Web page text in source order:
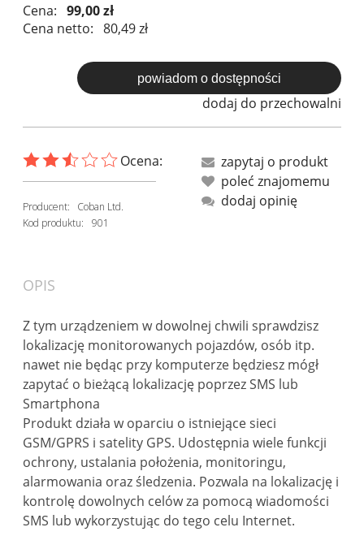
Cena: 99,00 zł
Cena netto: 80,49 zł
powiadom o dostępności
dodaj do przechowalni
Ocena:
Producent:
Coban Ltd.
Kod produktu:
901
zapytaj o produkt
poleć znajomemu
dodaj opinię
OPIS
Z tym urządzeniem w dowolnej chwili sprawdzisz
lokalizację monitorowanych pojazdów, osób itp.
nawet nie będąc przy komputerze będziesz mógł
zapytać o bieżącą lokalizację poprzez SMS lub
Smartphona
Produkt działa w oparciu o istniejące sieci
GSM/GPRS i satelity GPS. Udostępnia wiele funkcji
ochrony, ustalania położenia, monitoringu,
alarmowania oraz śledzenia. Pozwala na lokalizację i
kontrolę dowolnych celów za pomocą wiadomości
SMS lub wykorzystując do tego celu Internet.